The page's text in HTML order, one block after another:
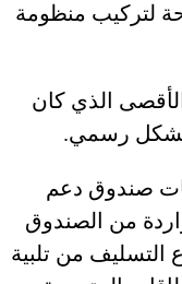
الممنوحة لتركيب منظومة
الذي كان
من خدمات صندوق دعم
من الصندوق
من تلبية